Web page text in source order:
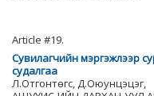
Article #19.
Сувилагчийн мэргэжлээр
судалгаа
Л.Отгонтөгс, Д.Оюунцэцэг,